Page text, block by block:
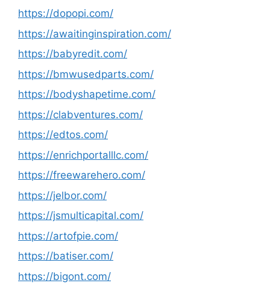
https://dopopi.com/
https://awaitinginspiration.com/
https://babyredit.com/
https://bmwusedparts.com/
https://bodyshapetime.com/
https://clabventures.com/
https://edtos.com/
https://enrichportalllc.com/
https://freewarehero.com/
https://jelbor.com/
https://jsmulticapital.com/
https://artofpie.com/
https://batiser.com/
https://bigont.com/